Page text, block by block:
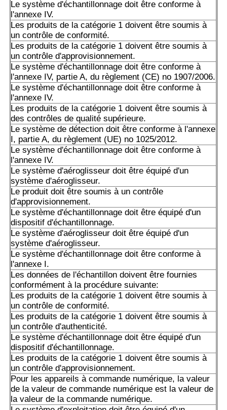
Le système d'échantillonnage doit être conforme à
l'annexe IV.
Les produits de la catégorie 1 doivent être soumis à
un contrôle de conformité.
Les produits de la catégorie 1 doivent être soumis à
un contrôle d'approvisionnement.
Le système d'échantillonnage doit être conforme à
l'annexe IV, partie A, du règlement (CE) no 1907/2006.
Le système d'échantillonnage doit être conforme à
l'annexe IV.
Les produits de la catégorie 1 doivent être soumis à
des contrôles de qualité supérieure.
Le système de détection doit être conforme à l'annexe
I, partie A, du règlement (UE) no 1025/2012.
Le système d'échantillonnage doit être conforme à
l'annexe IV.
Le système d'aéroglisseur doit être équipé d'un
système d'aéroglisseur.
Le produit doit être soumis à un contrôle
d'approvisionnement.
Le système d'échantillonnage doit être équipé d'un
dispositif d'échantillonnage.
Le système d'aéroglisseur doit être équipé d'un
système d'aéroglisseur.
Le système d'échantillonnage doit être conforme à
l'annexe I.
Les données de l'échantillon doivent être fournies
conformément à la procédure suivante:
Les produits de la catégorie 1 doivent être soumis à
un contrôle de conformité.
Les produits de la catégorie 1 doivent être soumis à
un contrôle d'authenticité.
Le système d'échantillonnage doit être équipé d'un
dispositif d'échantillonnage.
Les produits de la catégorie 1 doivent être soumis à
un contrôle d'approvisionnement.
Pour les appareils à commande numérique, la valeur
de la valeur de commande numérique est la valeur de
la valeur de la commande numérique.